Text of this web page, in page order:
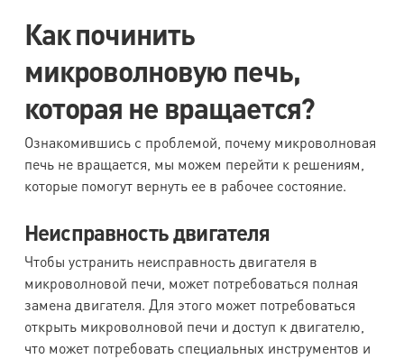
Как починить
микроволновую печь,
которая не вращается?
Ознакомившись с проблемой, почему микроволновая
печь не вращается, мы можем перейти к решениям,
которые помогут вернуть ее в рабочее состояние.
Неисправность двигателя
Чтобы устранить неисправность двигателя в
микроволновой печи, может потребоваться полная
замена двигателя. Для этого может потребоваться
открыть микроволновой печи и доступ к двигателю,
что может потребовать специальных инструментов и